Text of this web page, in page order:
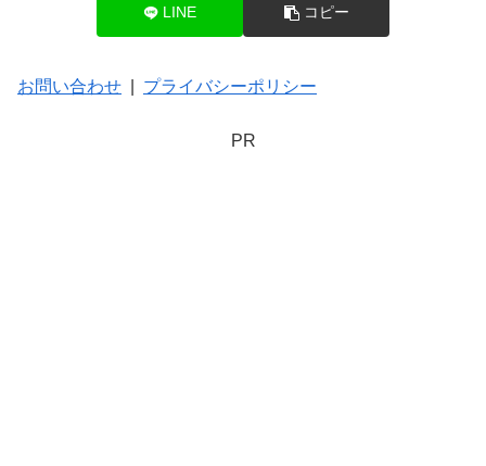
LINE コピー
お問い合わせ プライバシーポリシー
PR